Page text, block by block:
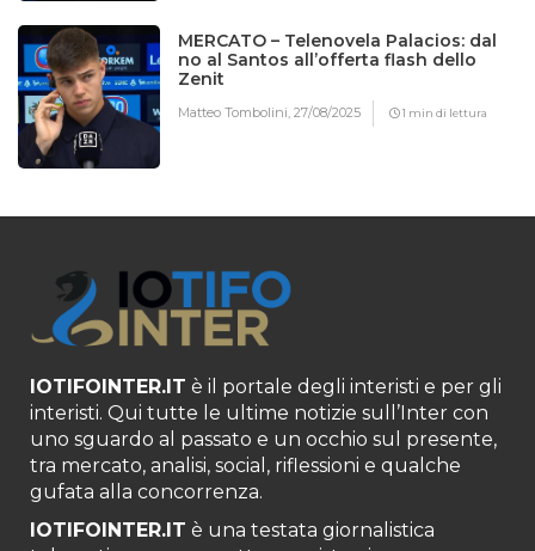
MERCATO – Telenovela Palacios: dal
no al Santos all’offerta flash dello
Zenit
Matteo Tombolini,27/08/2025 1 min di lettura
IOTIFOINTER.IT è il portale degli interisti e per gli
interisti. Qui tutte le ultime notizie sull’Inter con
uno sguardo al passato e un occhio sul presente,
tra mercato, analisi, social, riflessioni e qualche
gufata alla concorrenza.
IOTIFOINTER.IT è una testata giornalistica